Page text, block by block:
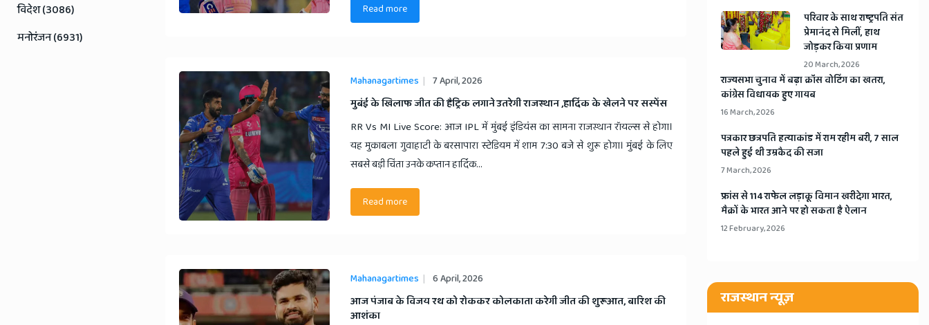
Read more
Mahanagartimes 7 April, 2026
​मुबंई के खिलाफ जीत की हैट्रिक लगाने उतरेगी राजस्थान ,हार्दिक के खेलने पर सस्पेंस
RR Vs MI Live Score: आज IPL में मुंबई इंडियंस का सामना राजस्थान रॉयल्स से होगा।
यह मुकाबला गुवाहाटी के बरसापारा स्टेडियम में शाम 7:30 बजे से शुरू होगा। मुंबई के लिए
सबसे बड़ी चिंता उनके कप्तान हार्दिक...
Read more
Mahanagartimes 6 April, 2026
​आज पंजाब के विजय रथ को रोककर कोलकाता करेगी जीत की शुरूआत, बारिश की
आशंका
विदेश (3086)
मनोरंजन (6931)
​परिवार के साथ राष्ट्रपति संत
प्रेमानंद से मिलीं, हाथ
जोड़कर किया प्रणाम
20 March, 2026
​राज्यसभा चुनाव में बढ़ा क्रॉस वोटिंग का खतरा,
कांग्रेस विधायक हुए गायब
16 March, 2026
​पत्रकार छत्रपति हत्याकांड में राम रहीम बरी, 7 साल
पहले हुई थी उम्रकैद की सजा
7 March, 2026
​फ्रांस से 114 राफेल लड़ाकू विमान खरीदेगा भारत,
मैक्रों के भारत आने पर हो सकता है ऐलान
12 February, 2026
राजस्थान न्यूज़